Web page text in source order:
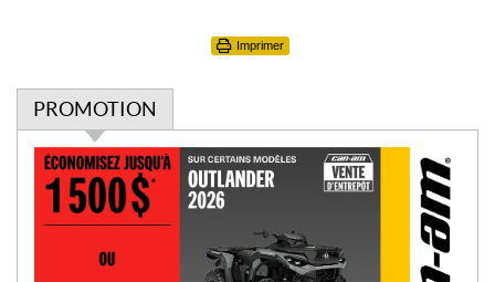
Imprimer
PROMOTION
P
m